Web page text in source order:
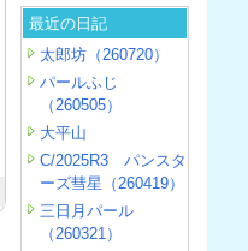
最近の日記
太郎坊（260720）
パールふじ
（260505）
大平山
C/2025R3 パンスタ
ーズ彗星（260419）
三日月パール
（260321）